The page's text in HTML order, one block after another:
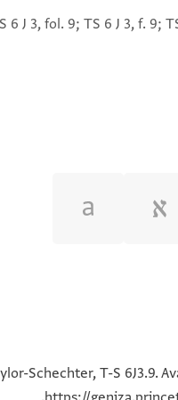
6 J 3, fol. 9; TS 6 J 3, f. 9;
Schechter, T-S 6J3.9.